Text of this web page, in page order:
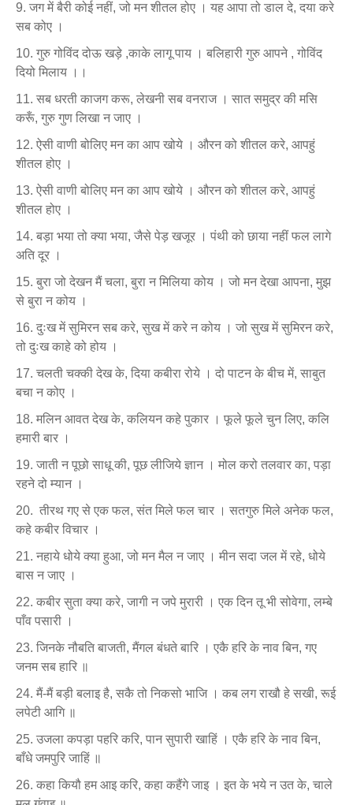
जग में बैरी कोई नहीं, जो मन शीतल होए । यह आपा तो डाल दे, दया करे
सब कोए ।
गुरु गोविंद दोऊ खड़े ,काके लागू पाय । बलिहारी गुरु आपने , गोविंद
दियो मिलाय ।।
सब धरती काजग करू, लेखनी सब वनराज । सात समुद्र की मसि
करूँ, गुरु गुण लिखा न जाए ।
ऐसी वाणी बोलिए मन का आप खोये । औरन को शीतल करे, आपहुं
शीतल होए ।
ऐसी वाणी बोलिए मन का आप खोये । औरन को शीतल करे, आपहुं
शीतल होए ।
बड़ा भया तो क्या भया, जैसे पेड़ खजूर । पंथी को छाया नहीं फल लागे
अति दूर ।
बुरा जो देखन मैं चला, बुरा न मिलिया कोय । जो मन देखा आपना, मुझ
से बुरा न कोय ।
दुःख में सुमिरन सब करे, सुख में करे न कोय । जो सुख में सुमिरन करे,
तो दुःख काहे को होय ।
चलती चक्की देख के, दिया कबीरा रोये । दो पाटन के बीच में, साबुत
बचा न कोए ।
मलिन आवत देख के, कलियन कहे पुकार । फूले फूले चुन लिए, कलि
हमारी बार ।
जाती न पूछो साधू की, पूछ लीजिये ज्ञान । मोल करो तलवार का, पड़ा
रहने दो म्यान ।
तीरथ गए से एक फल, संत मिले फल चार । सतगुरु मिले अनेक फल,
कहे कबीर विचार ।
नहाये धोये क्या हुआ, जो मन मैल न जाए । मीन सदा जल में रहे, धोये
बास न जाए ।
कबीर सुता क्या करे, जागी न जपे मुरारी । एक दिन तू भी सोवेगा, लम्बे
पाँव पसारी ।
जिनके नौबति बाजती, मैंगल बंधते बारि । एकै हरि के नाव बिन, गए
जनम सब हारि ॥
मैं-मैं बड़ी बलाइ है, सकै तो निकसो भाजि । कब लग राखौ हे सखी, रूई
लपेटी आगि ॥
उजला कपड़ा पहरि करि, पान सुपारी खाहिं । एकै हरि के नाव बिन,
बाँधे जमपुरि जाहिं ॥
कहा कियौ हम आइ करि, कहा कहैंगे जाइ । इत के भये न उत के, चाले